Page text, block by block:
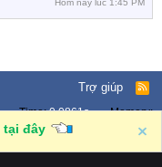
Hôm nay lúc 1:45 PM
Trợ giúp
R
S
Time 0.0861s
Memory
tại đây